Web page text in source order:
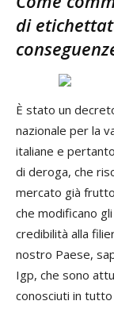
di
È stato un
nazionale per la
italiane e
di deroga, che
mercato già
che modificano
credibilità alla
nostro Paese,
Igp, che sono
conosciuti in tutto